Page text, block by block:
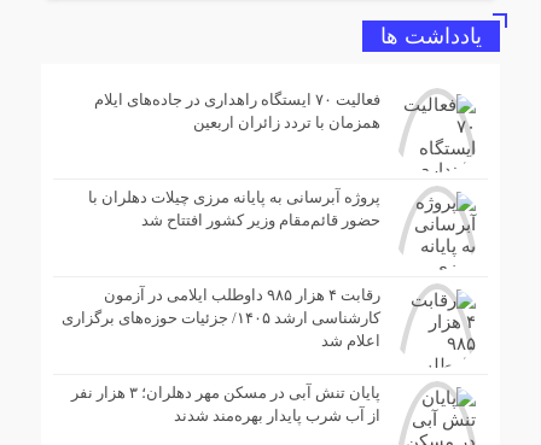
یادداشت ها
فعالیت ۷۰ ایستگاه راهداری در جاده‌های ایلام
همزمان با تردد زائران اربعین
پروژه آبرسانی به پایانه مرزی چیلات دهلران با
حضور قائم‌مقام وزیر کشور افتتاح شد
رقابت ۴ هزار ۹۸۵ داوطلب ایلامی در آزمون
کارشناسی ارشد ۱۴۰۵/ جزئیات حوزه‌های برگزاری
اعلام شد
پایان تنش آبی در مسکن مهر دهلران؛ ۳ هزار نفر
از آب شرب پایدار بهره‌مند شدند